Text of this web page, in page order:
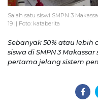
Salah satu siswi SMPN 3
19 || Foto: kataberita
Sebanyak 50% atau lebih
siswa di SMPN 3
pertama jelang sistem